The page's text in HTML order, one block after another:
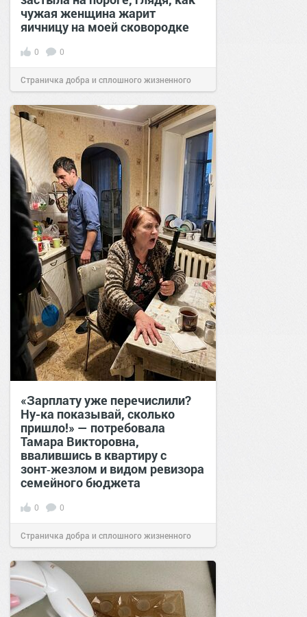
чужая женщина жарит
яичницу на моей сковородке
0 0
Страничка добра и сплошного жизненного
позитива!11:38Сегодня
«Зарплату уже перечислили?
Ну-ка показывай, сколько
пришло!» — потребовала
Тамара Викторовна,
ввалившись в квартиру с
зонт‑жезлом и видом ревизора
семейного бюджета
0 0
Страничка добра и сплошного жизненного
позитива!17:38Вчера